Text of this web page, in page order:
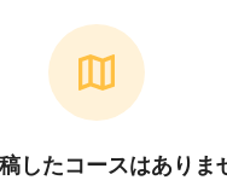
したコースはありま